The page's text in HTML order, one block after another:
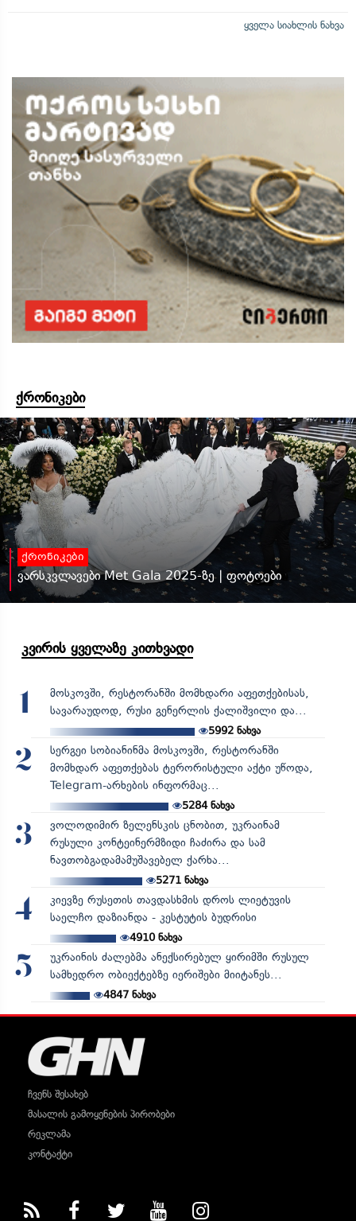
ყველა სიახლის ნახვა
ქრონიკები
ქრონიკები
ვარსკვლავები Met Gala 2025-ზე | ფოტოები
კვირის ყველაზე კითხვადი
1
მოსკოვში, რესტორანში მომხდარი აფეთქებისას,
სავარაუდოდ, რუსი გენერლის ქალიშვილი და...
5992 ნახვა
2
სერგეი სობიანინმა მოსკოვში, რესტორანში
მომხდარ აფეთქებას ტერორისტული აქტი უწოდა,
Telegram-არხების ინფორმაც...
5284ნახვა
3
ვოლოდიმირ ზელენსკის ცნობით, უკრაინამ
რუსული კონტეინერმზიდი ჩაძირა და სამ
ნავთობგადამამუშავებელ ქარხა...
5271ნახვა
4
კიევზე რუსეთის თავდასხმის დროს ლიეტუვის
საელჩო დაზიანდა - კესტუტის ბუდრისი
4910ნახვა
5
უკრაინის ძალებმა ანექსირებულ ყირიმში რუსულ
სამხედრო ობიექტებზე იერიშები მიიტანეს...
4847ნახვა
ჩვენს შესახებ
მასალის გამოყენების პირობები
რეკლამა
კონტაქტი